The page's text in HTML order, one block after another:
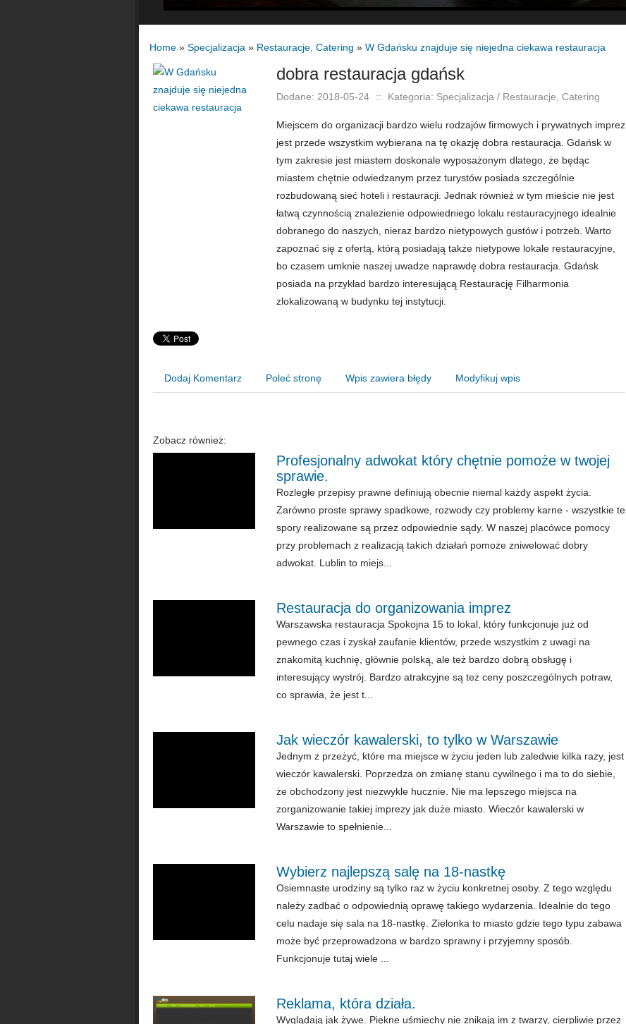
Home » Specjalizacja » Restauracje, Catering » W Gdańsku znajduje się niejedna ciekawa restauracja
dobra restauracja gdańsk
Dodane: 2018-05-24 :: Kategoria: Specjalizacja / Restauracje, Catering
Miejscem do organizacji bardzo wielu rodzajów firmowych i prywatnych imprez
jest przede wszystkim wybierana na tę okazję dobra restauracja. Gdańsk w
tym zakresie jest miastem doskonale wyposażonym dlatego, że będąc
miastem chętnie odwiedzanym przez turystów posiada szczególnie
rozbudowaną sieć hoteli i restauracji. Jednak również w tym mieście nie jest
łatwą czynnością znalezienie odpowiedniego lokalu restauracyjnego idealnie
dobranego do naszych, nieraz bardzo nietypowych gustów i potrzeb. Warto
zapoznać się z ofertą, którą posiadają także nietypowe lokale restauracyjne,
bo czasem umknie naszej uwadze naprawdę dobra restauracja. Gdańsk
posiada na przykład bardzo interesującą Restaurację Filharmonia
zlokalizowaną w budynku tej instytucji.
Dodaj Komentarz Poleć stronę Wpis zawiera błędy Modyfikuj wpis
Zobacz również:
Profesjonalny adwokat który chętnie pomoże w twojej
sprawie.
Rozległe przepisy prawne definiują obecnie niemal każdy aspekt życia.
Zarówno proste sprawy spadkowe, rozwody czy problemy karne - wszystkie te
spory realizowane są przez odpowiednie sądy. W naszej placówce pomocy
przy problemach z realizacją takich działań pomoże zniwelować dobry
adwokat. Lublin to miejs...
Restauracja do organizowania imprez
Warszawska restauracja Spokojna 15 to lokal, który funkcjonuje już od
pewnego czas i zyskał zaufanie klientów, przede wszystkim z uwagi na
znakomitą kuchnię, głównie polską, ale też bardzo dobrą obsługę i
interesujący wystrój. Bardzo atrakcyjne są też ceny poszczególnych potraw,
co sprawia, że jest t...
Jak wieczór kawalerski, to tylko w Warszawie
Jednym z przeżyć, które ma miejsce w życiu jeden lub zaledwie kilka razy, jest
wieczór kawalerski. Poprzedza on zmianę stanu cywilnego i ma to do siebie,
że obchodzony jest niezwykle hucznie. Nie ma lepszego miejsca na
zorganizowanie takiej imprezy jak duże miasto. Wieczór kawalerski w
Warszawie to spełnienie...
Wybierz najlepszą salę na 18-nastkę
Osiemnaste urodziny są tylko raz w życiu konkretnej osoby. Z tego względu
należy zadbać o odpowiednią oprawę takiego wydarzenia. Idealnie do tego
celu nadaje się sala na 18-nastkę. Zielonka to miasto gdzie tego typu zabawa
może być przeprowadzona w bardzo sprawny i przyjemny sposób.
Funkcjonuje tutaj wiele ...
Reklama, która działa.
Wyglądają jak żywe. Piękne uśmiechy nie znikają im z twarzy, cierpliwie przez